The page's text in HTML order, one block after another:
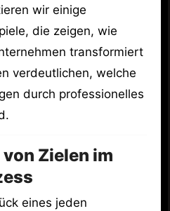
wir einige
die zeigen, wie
transformiert
verdeutlichen, welche
durch professionelles
Zielen im
eines jeden